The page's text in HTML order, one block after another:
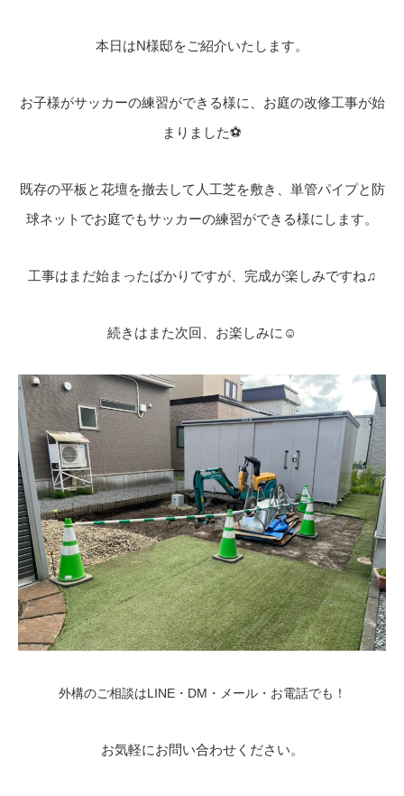
本日はN様邸をご紹介いたします。
お子様がサッカーの練習ができる様に、お庭の改修工事が始
まりました⚽
既存の平板と花壇を撤去して人工芝を敷き、単管パイプと防
球ネットでお庭でもサッカーの練習ができる様にします。
工事はまだ始まったばかりですが、完成が楽しみですね♫
続きはまた次回、お楽しみに☺
外構のご相談はLINE・DM・メール・お電話でも！
お気軽にお問い合わせください。